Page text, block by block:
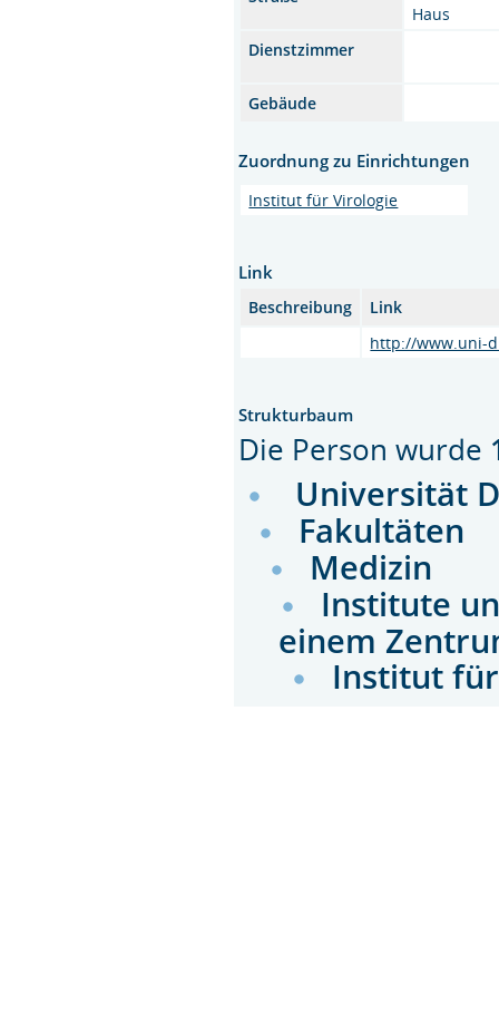
Haus
Dienstzimmer
Gebäude
Zuordnung zu Einrichtungen
Institut für Virologie
Link
Beschreibung
Link
http://www.uni-
Strukturbaum
Die Person wurde
Universität
Fakultäten
Medizin
Institute
einem
Institut